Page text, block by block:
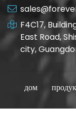
F4C17,
East Road,
city,
дом